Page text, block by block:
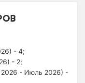
- 4;
- 2;
2026 - Июль 2026) -